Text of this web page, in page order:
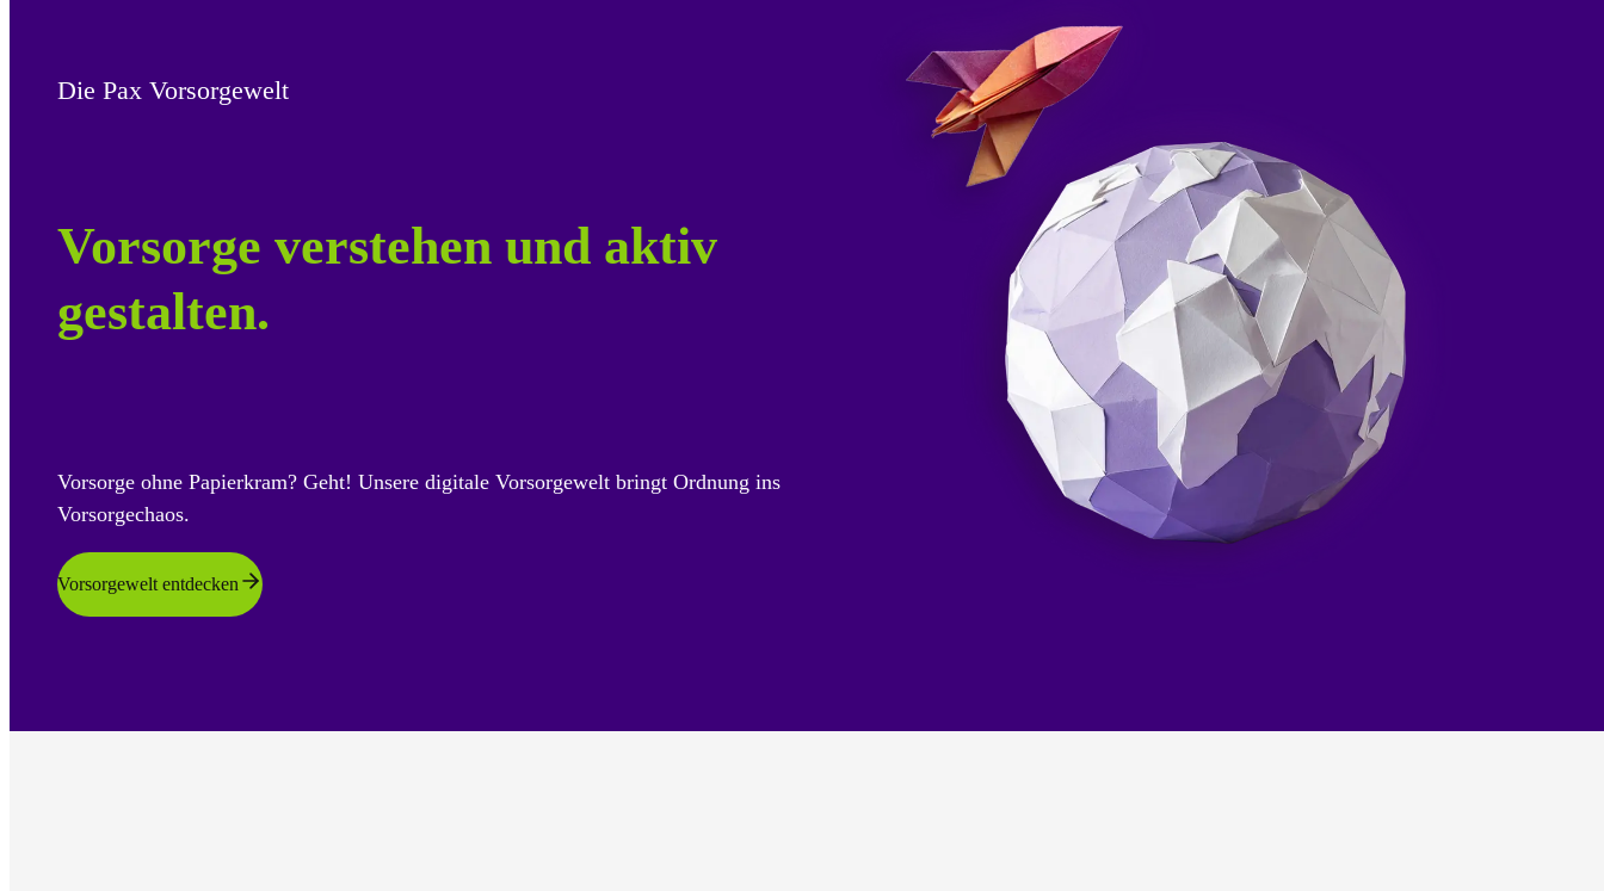
Die Pax Vorsorgewelt
Vorsorge verstehen und aktiv
gestalten.
Vorsorge ohne Papierkram? Geht! Unsere digitale Vorsorgewelt bringt Ordnung ins
Vorsorgechaos.
Vorsorgewelt entdecken